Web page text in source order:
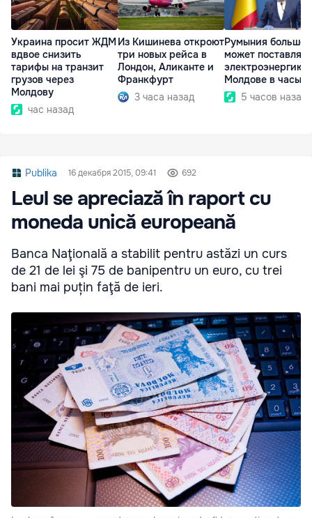
Украина просит ЖДМ
вдвое снизить
тарифы на транзит
грузов через
Молдову
час назад
Из Кишинева откроют
три новых рейса в
Лондон, Аликанте и
Франкфурт
3 часа назад
Румыния больше
может поставлять
электроэнергию
Молдове в часы
5 часов назад
Publika 16 декабря 2015, 09:41 692
Leul se apreciază în raport cu
moneda unică europeană
Banca Naţională a stabilit pentru astăzi un curs
de 21 de lei şi 75 de banipentru un euro, cu trei
bani mai puțin faţă de ieri.